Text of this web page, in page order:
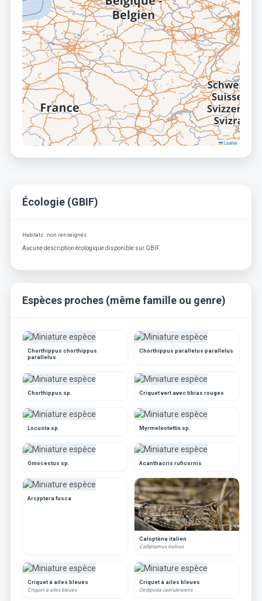
Leaflet
Écologie (GBIF)
Habitats : non renseignés
Aucune description écologique disponible sur GBIF.
Espèces proches (même famille ou genre)
Chorthippus chorthippus
parallelus
Chorthippus parallelus parallelus
Chorthippus sp. Criquet vert avec tibias rouges
Locusta sp. Myrmeleotettix sp.
Omocestus sp. Acanthacris ruficornis
Arcyptera fusca
Caloptène italien
Calliptamus italicus
Criquet à ailes bleues
Criquet à ailes bleues
Criquet à ailes bleues
Oedipoda caerulescens